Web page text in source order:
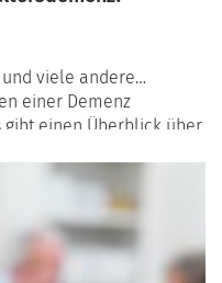
viele andere
einer Demenz
einen Überblick über
bereitet.